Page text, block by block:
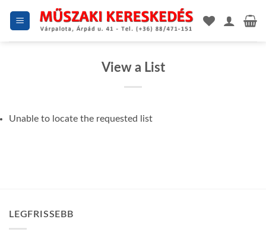
View a List
Unable to locate the requested list
LEGFRISSEBB